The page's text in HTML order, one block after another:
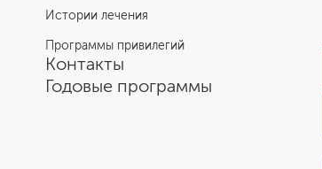
Истории лечения
Программы привилегий
Контакты
Годовые программы